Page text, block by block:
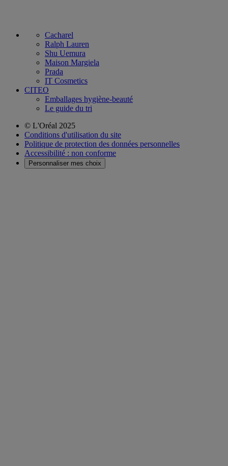
Cacharel
Ralph Lauren
Shu Uemura
Maison Margiela
Prada
IT Cosmetics
CITEO
Emballages hygiène-beauté
Le guide du tri
© L'Oréal 2025
Conditions d'utilisation du site
Politique de protection des données personnelles
Accessibilité : non conforme
Personnaliser mes choix